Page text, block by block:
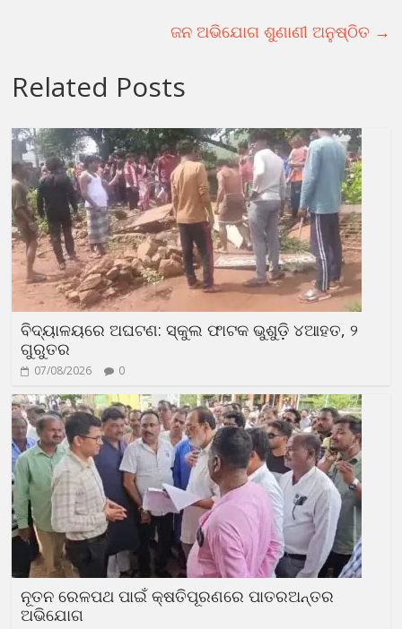
ଜନ ଅଭିଯୋଗ ଶୁଣାଣୀ ଅନୁଷ୍ଠିତ →
Related Posts
ବିଦ୍ୟାଳୟରେ ଅଘଟଣ: ସ୍କୁଲ ଫାଟକ ଭୁଶୁଡ଼ି ୪ଆହତ, ୨
ଗୁରୁତର
07/08/2026 0
ନୂତନ ରେଳପଥ ପାଇଁ କ୍ଷତିପୂରଣରେ ପାତରଅନ୍ତର
ଅଭିଯୋଗ